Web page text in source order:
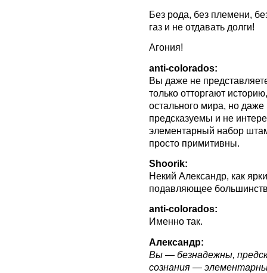
Без рода, без племени,
газ и не отдавать долги!
Агония!
anti-colorados:
Вы даже не
только отторгают
остального мира, но
предсказуемы и не
элементарный набор
просто примитивны.
Shoorik:
Некий Александр, как
подавляющее
anti-colorados:
Именно так.
Александр:
Вы — безнадежны,
сознания —